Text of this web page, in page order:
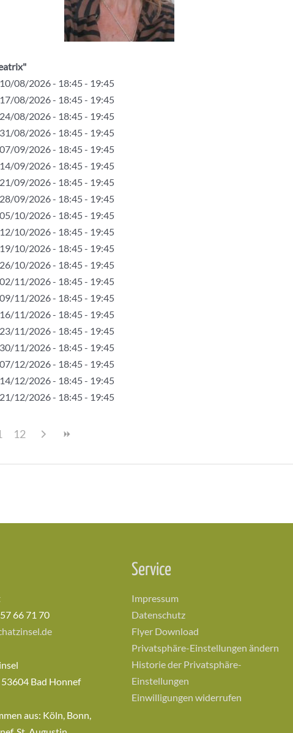
08/2026 - 18:45 - 19:45
08/2026 - 18:45 - 19:45
08/2026 - 18:45 - 19:45
08/2026 - 18:45 - 19:45
09/2026 - 18:45 - 19:45
09/2026 - 18:45 - 19:45
09/2026 - 18:45 - 19:45
09/2026 - 18:45 - 19:45
10/2026 - 18:45 - 19:45
10/2026 - 18:45 - 19:45
10/2026 - 18:45 - 19:45
10/2026 - 18:45 - 19:45
11/2026 - 18:45 - 19:45
11/2026 - 18:45 - 19:45
11/2026 - 18:45 - 19:45
11/2026 - 18:45 - 19:45
11/2026 - 18:45 - 19:45
12/2026 - 18:45 - 19:45
12/2026 - 18:45 - 19:45
12/2026 - 18:45 - 19:45
12
66 71 70
Bad Honnef
aus: Köln, Bonn,
Service
Impressum
Datenschutz
Flyer Download
Privatsphäre-Einstellungen ändern
Historie der Privatsphäre-
Einstellungen
Einwilligungen widerrufen